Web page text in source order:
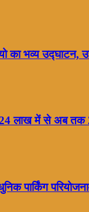
का भव्य उद्घाटन,
24 लाख में से अब
पार्किंग